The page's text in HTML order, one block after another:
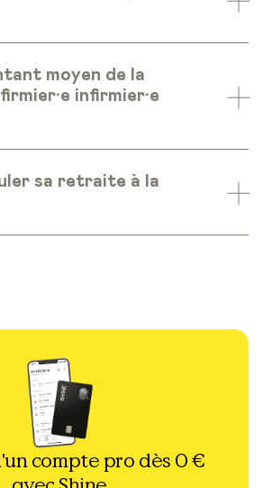
moyen de la
infirmier·e
sa retraite à la
compte pro dès 0 €